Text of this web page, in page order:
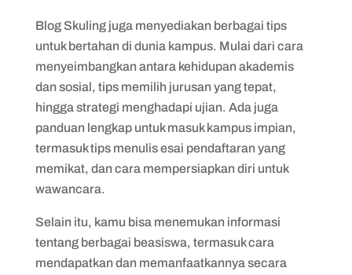
Blog Skuling juga menyediakan berbagai tips
untuk bertahan di dunia kampus. Mulai dari cara
menyeimbangkan antara kehidupan akademis
dan sosial, tips memilih jurusan yang tepat,
hingga strategi menghadapi ujian. Ada juga
panduan lengkap untuk masuk kampus impian,
termasuk tips menulis esai pendaftaran yang
memikat, dan cara mempersiapkan diri untuk
wawancara.
Selain itu, kamu bisa menemukan informasi
tentang berbagai beasiswa, termasuk cara
mendapatkan dan memanfaatkannya secara